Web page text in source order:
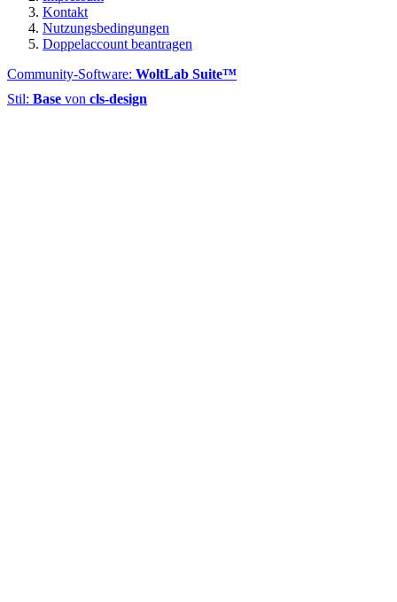
Kontakt
Nutzungsbedingungen
Doppelaccount beantragen
Community-Software: WoltLab Suite™
Stil: Base von cls-design